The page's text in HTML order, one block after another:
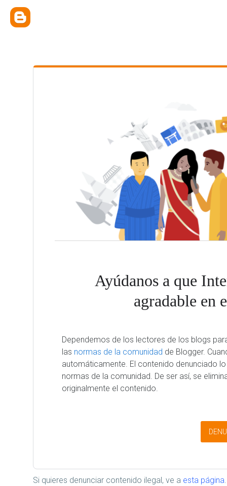
Ayúdanos a que
agradable en
Dependemos de los lectores de los blogs
las normas de la comunidad de Blogger.
automáticamente. El contenido denunciado
normas de la comunidad. De ser así, se
originalmente el contenido.
Si quieres denunciar contenido ilegal, ve a esta página.